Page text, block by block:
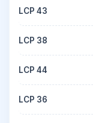
LCP 43
LCP 38
LCP 44
LCP 36